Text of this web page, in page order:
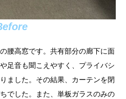
腰高窓です。共有部分の廊下に面
足音も聞こえやすく、プライバシ
ました。その結果、カーテンを閉
でした。また、単板ガラスのみの